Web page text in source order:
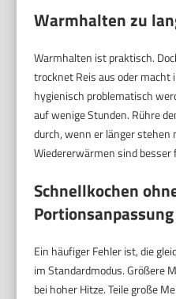
Warmhalten zu
Warmhalten ist praktisch.
trocknet Reis aus oder macht
hygienisch problematisch
auf wenige Stunden. Rühre
durch, wenn er länger stehen
Wiedererwärmen sind
Schnellkochen
Portionsanpassung
Ein häufiger Fehler ist, die
im Standardmodus. Größere
bei hoher Hitze. Teile große